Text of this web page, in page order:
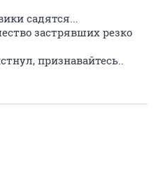
садятся...
застрявших резко
признавайтесь..